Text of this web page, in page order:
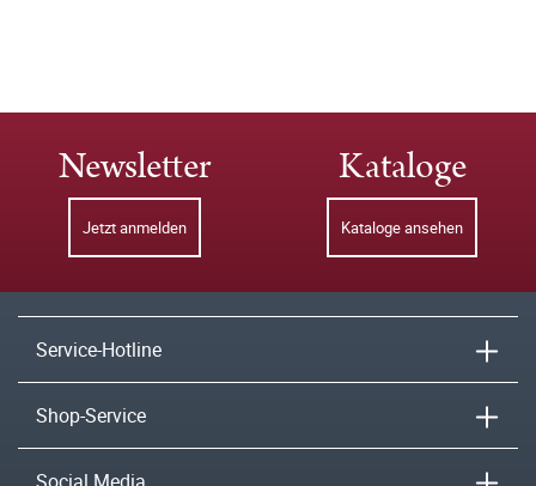
Newsletter
Jetzt anmelden
Kataloge
Kataloge ansehen
Service-Hotline
Shop-Service